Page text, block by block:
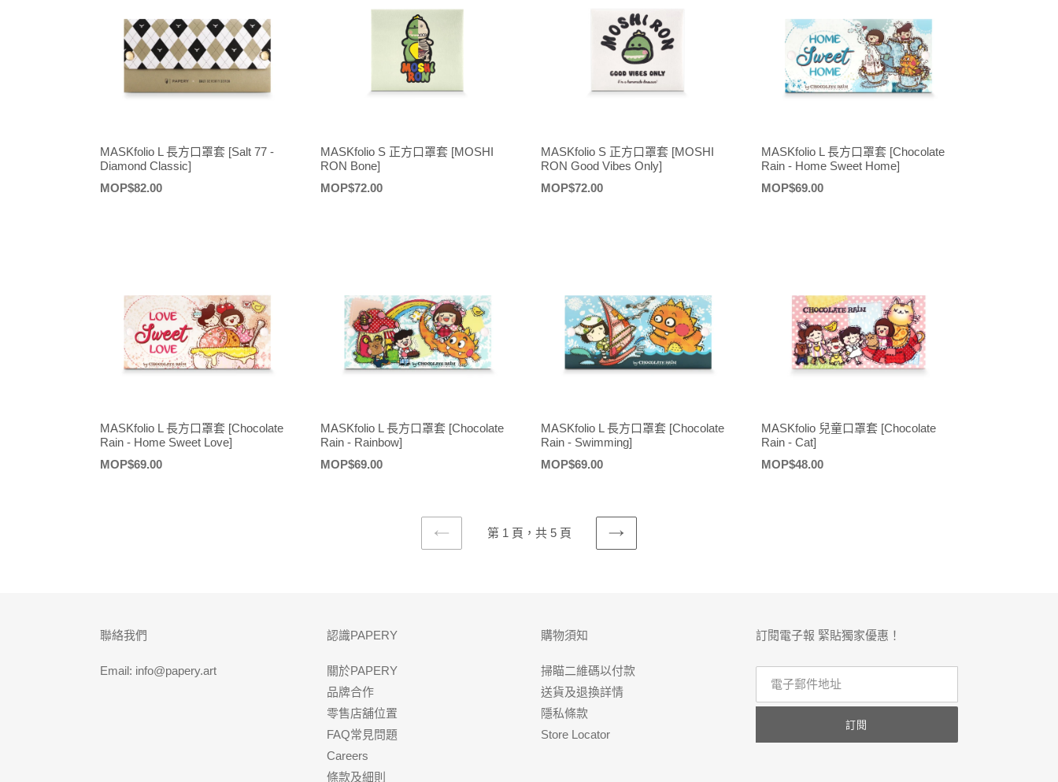
MASKfolio L 長方口罩套 [Salt 77 -
Diamond Classic]
定
MOP$82.00
MASKfolio S 正方口罩套 [MOSHI
RON Bone]
定
MOP$72.00
MASKfolio S 正方口罩套 [MOSHI
RON Good Vibes Only]
定
MOP$72.00
MASKfolio L 長方口罩套 [Chocolate
Rain - Home Sweet Home]
定
MOP$69.00
MASKfolio L 長方口罩套 [Chocolate
Rain - Home Sweet Love]
定
MOP$69.00
MASKfolio L 長方口罩套 [Chocolate
Rain - Rainbow]
定
MOP$69.00
MASKfolio L 長方口罩套 [Chocolate
Rain - Swimming]
定
MOP$69.00
MASKfolio 兒童口罩套 [Chocolate
Rain - Cat]
定
MOP$48.00
上
第 1 頁，共 5 頁
下
聯絡我們
Email: info@papery.art
認識PAPERY
關於PAPERY
品牌合作
零售店舖位置
FAQ常見問題
Careers
條款及細則
購物須知
掃瞄二維碼以付款
送貨及退換詳情
隱私條款
Store Locator
訂閱電子報 緊貼獨家優惠！
訂閱